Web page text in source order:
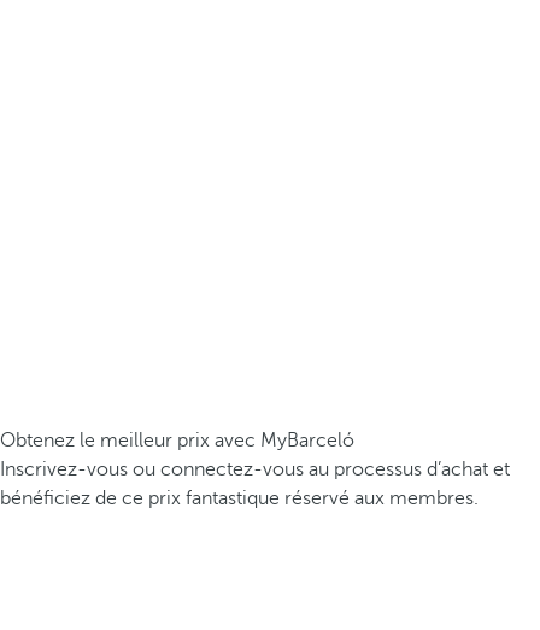
Obtenez le meilleur prix avec MyBarceló
Inscrivez-vous ou connectez-vous au processus d’achat et
bénéficiez de ce prix fantastique réservé aux membres.